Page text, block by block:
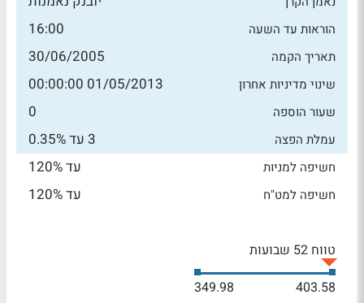
הוראות עד השעה 16:00
תאריך הקמה 30/06/2005
שינוי מדיניות אחרון 01/05/2013 00:00:00
שעור הוספה 0
עמלת הפצה 3 עד 0.35%
חשיפה למניות עד 120%
חשיפה למט"ח עד 120%
טווח 52 שבועות
403.58
349.98